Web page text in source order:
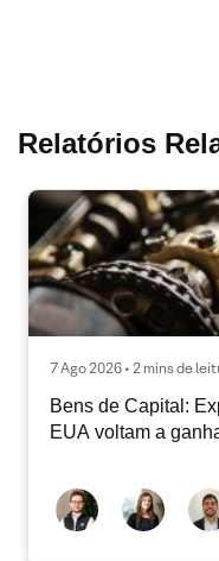
Relatórios
7 Ago 2026 • 2 mins de
Bens de Capital:
EUA voltam a